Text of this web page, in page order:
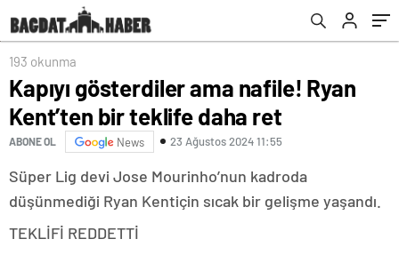
193 okunma
Kapıyı gösterdiler ama nafile! Ryan
Kent’ten bir teklife daha ret
ABONE OL News 23 Ağustos 2024 11:55
Süper Lig devi Jose Mourinho’nun kadroda
düşünmediği Ryan Kentiçin sıcak bir gelişme yaşandı.
TEKLİFİ REDDETTİ